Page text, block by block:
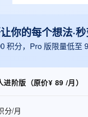
你的每个想法·
积分，Pro 版限量低至
进阶版（原价¥ 89 /月）
分/月